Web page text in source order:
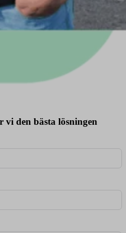
vi den bästa lösningen